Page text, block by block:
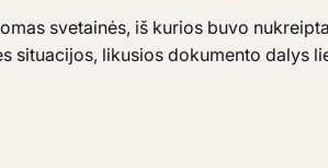
svetainės, iš kurios buvo
situacijos, likusios dokumento dalys